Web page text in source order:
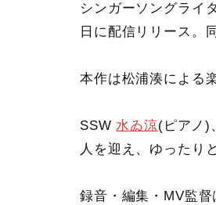
シンガーソングライ
日に配信リリース。
本作は松浦湊による
SSW水ゐ涼(ピアノ)
人を迎え、ゆったり
録音・編集・MV監